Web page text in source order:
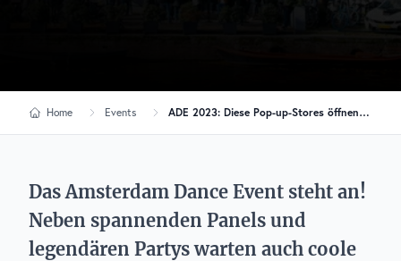
Home Events ADE 2023: Diese Pop-up-Stores öffnen ihre Türen
Das Amsterdam Dance Event steht an!
Neben spannenden Panels und
legendären Partys warten auch coole